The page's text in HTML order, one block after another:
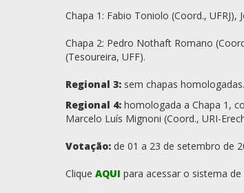
Chapa 1: Fabio Toniolo (Coord.,
Chapa 2: Pedro Nothaft Romano
(Tesoureira, UFF).
Regional 3: sem chapas homologadas.
Regional 4: homologada a Chapa 1,
Marcelo Luís Mignoni (Coord., URI-
Votação: de 01 a 23 de setembro de
Clique AQUI para acessar o sistema